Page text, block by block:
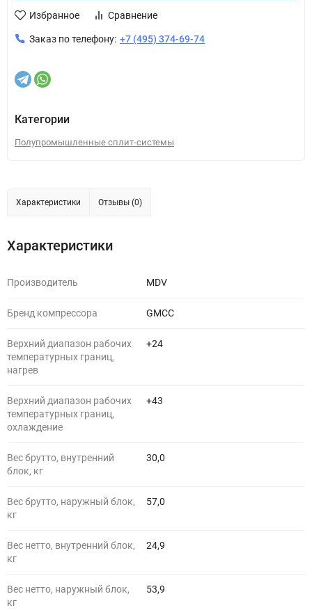
Избранное Сравнение
Заказ по телефону: +7 (495) 374-69-74
Категории
Полупромышленные сплит-системы
Характеристики Отзывы (0)
Характеристики
Производитель MDV
Бренд компрессора GMCC
Верхний диапазон рабочих
температурных границ,
нагрев
+24
Верхний диапазон рабочих
температурных границ,
охлаждение
+43
Вес брутто, внутренний
блок, кг
30,0
Вес брутто, наружный блок,
кг
57,0
Вес нетто, внутренний блок,
кг
24,9
Вес нетто, наружный блок,
кг
53,9